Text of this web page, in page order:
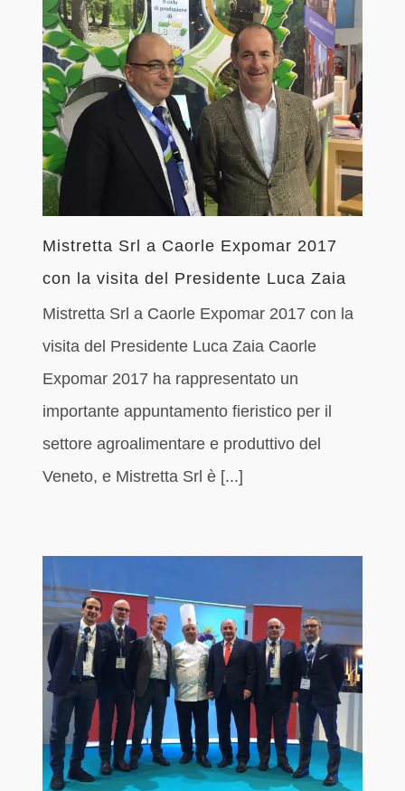
Mistretta Srl a Caorle Expomar 2017
con la visita del Presidente Luca Zaia
Mistretta Srl a Caorle Expomar 2017 con la
visita del Presidente Luca Zaia Caorle
Expomar 2017 ha rappresentato un
importante appuntamento fieristico per il
settore agroalimentare e produttivo del
Veneto, e Mistretta Srl è [...]